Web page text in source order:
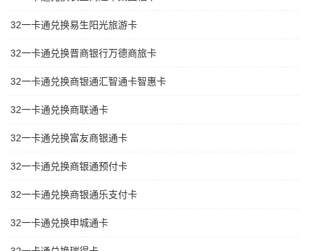
32一卡通兑换易生阳光旅游卡
32一卡通兑换晋商银行万德商旅卡
32一卡通兑换商银通汇智通卡智惠卡
32一卡通兑换商联通卡
32一卡通兑换富友商银通卡
32一卡通兑换商银通预付卡
32一卡通兑换商银通乐支付卡
32一卡通兑换申城通卡